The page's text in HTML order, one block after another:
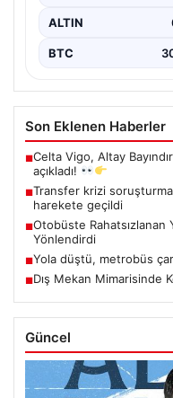
ALTIN
BTC
Son Eklenen Haberler
■Celta Vigo, Altay
açıkladı!
■Transfer krizi
harekete geçildi
■Otobüste Rahatsızlanan
Yönlendirdi
■Yola düştü, metrobüs
■Dış Mekan Mimarisinde
Güncel